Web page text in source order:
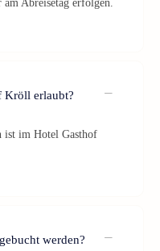
Abreisetag erfolgen.
Kröll erlaubt?
ist im Hotel Gasthof
werden?